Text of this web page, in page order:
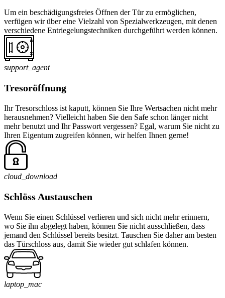
Um ein beschädigungsfreies Öffnen der Tür zu ermöglichen,
verfügen wir über eine Vielzahl von Spezialwerkzeugen, mit denen
verschiedene Entriegelungstechniken durchgeführt werden können.
support_agent
Tresoröffnung
Ihr Tresorschloss ist kaputt, können Sie Ihre Wertsachen nicht mehr
herausnehmen? Vielleicht haben Sie den Safe schon länger nicht
mehr benutzt und Ihr Passwort vergessen? Egal, warum Sie nicht zu
Ihren Eigentum zugreifen können, wir helfen Ihnen gerne!
cloud_download
Schlöss Austauschen
Wenn Sie einen Schlüssel verlieren und sich nicht mehr erinnern,
wo Sie ihn abgelegt haben, können Sie nicht ausschließen, dass
jemand den Schlüssel bereits besitzt. Tauschen Sie daher am besten
das Türschloss aus, damit Sie wieder gut schlafen können.
laptop_mac